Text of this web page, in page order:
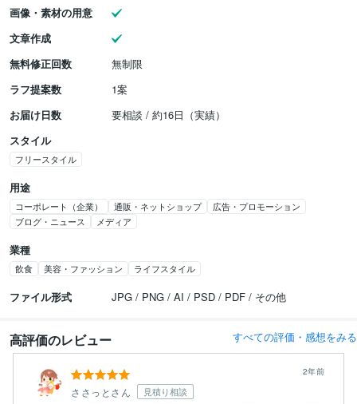
画像・素材の用意
文章作成
無料修正回数
無制限
ラフ提案数
1案
お届け日数
要相談 / 約16日（実績）
スタイル
フリースタイル
用途
コーポレート（企業） 通販・ネットショップ
広告・プロモーション
ブログ・ニュース
メディア
業種
飲食 美容・ファッション ライフスタイル
ファイル形式 JPG / PNG / AI / PSD / PDF / その他
高評価のレビュー すべての評価・感想をみる
ささっとさん 見積り相談
2年前